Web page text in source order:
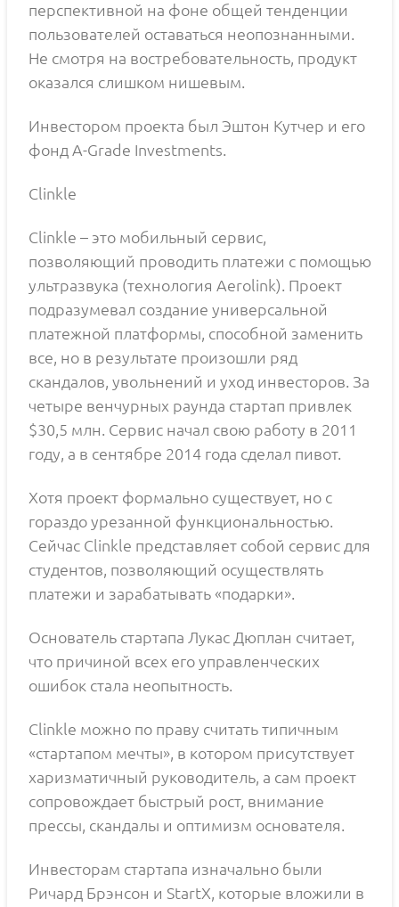
перспективной на фоне общей тенденции
пользователей оставаться неопознанными.
Не смотря на востребовательность, продукт
оказался слишком нишевым.
Инвестором проекта был Эштон Кутчер и его
фонд A-Grade Investments.
Clinkle
Clinkle – это мобильный сервис,
позволяющий проводить платежи с помощью
ультразвука (технология Aerolink). Проект
подразумевал создание универсальной
платежной платформы, способной заменить
все, но в результате произошли ряд
скандалов, увольнений и уход инвесторов. За
четыре венчурных раунда стартап привлек
$30,5 млн. Сервис начал свою работу в 2011
году, а в сентябре 2014 года сделал пивот.
Хотя проект формально существует, но с
гораздо урезанной функциональностью.
Сейчас Clinkle представляет собой сервис для
студентов, позволяющий осуществлять
платежи и зарабатывать «подарки».
Основатель стартапа Лукас Дюплан считает,
что причиной всех его управленческих
ошибок стала неопытность.
Clinkle можно по праву считать типичным
«стартапом мечты», в котором присутствует
харизматичный руководитель, а сам проект
сопровождает быстрый рост, внимание
прессы, скандалы и оптимизм основателя.
Инвесторам стартапа изначально были
Ричард Брэнсон и StartX, которые вложили в